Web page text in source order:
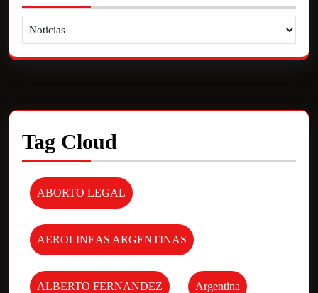
Tag Cloud
ABORTO LEGAL
AEROLINEAS ARGENTINAS
ALBERTO FERNANDEZ Argentina